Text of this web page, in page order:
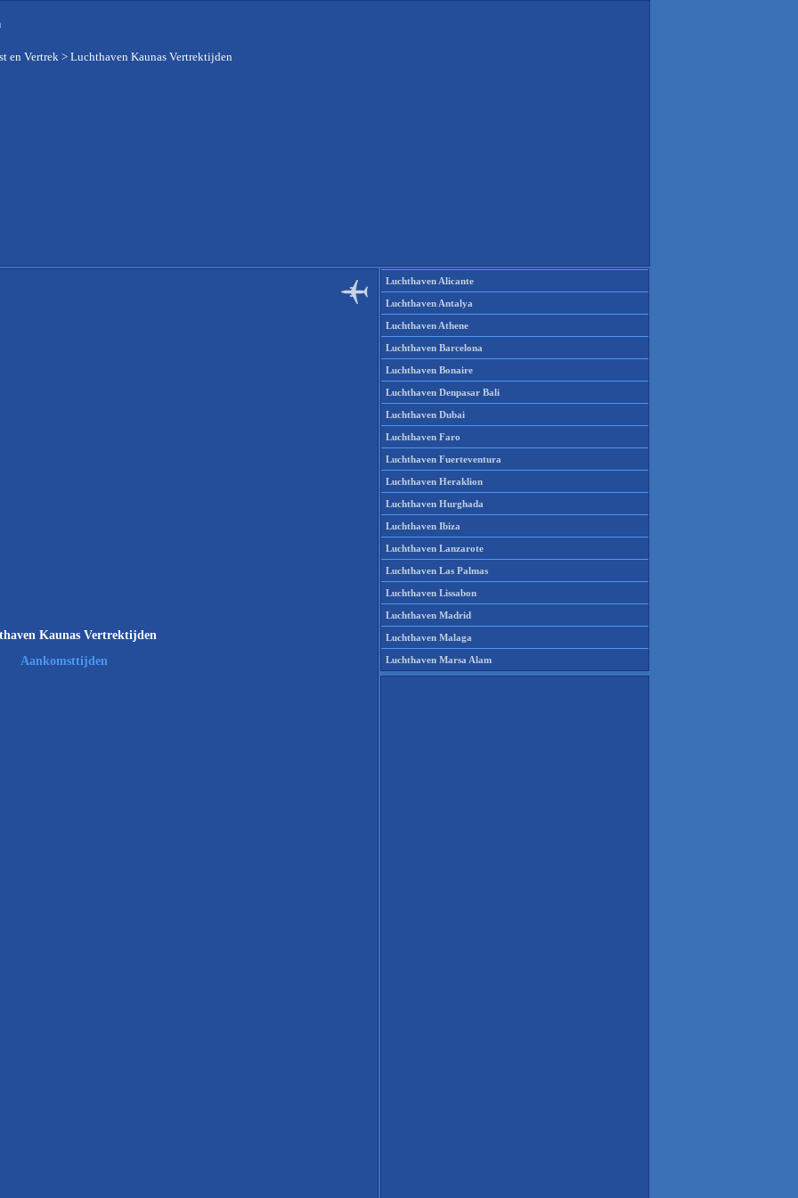
en Vertrek > Luchthaven Kaunas Vertrektijden
Kaunas Vertrektijden
Aankomsttijden
Luchthaven Alicante
Luchthaven Antalya
Luchthaven Athene
Luchthaven Barcelona
Luchthaven Bonaire
Luchthaven Denpasar Bali
Luchthaven Dubai
Luchthaven Faro
Luchthaven Fuerteventura
Luchthaven Heraklion
Luchthaven Hurghada
Luchthaven Ibiza
Luchthaven Lanzarote
Luchthaven Las Palmas
Luchthaven Lissabon
Luchthaven Madrid
Luchthaven Malaga
Luchthaven Marsa Alam